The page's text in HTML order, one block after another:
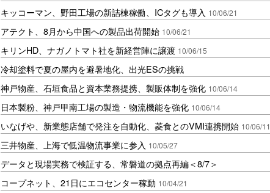
キッコーマン、野田工場の新詰棟稼働、ICタグも導入 10/06/21
アテクト、8月から中国への製品出荷開始 10/06/21
キリンHD、ナガノトマト社を新経営陣に譲渡 10/06/15
冷却塗料で夏の屋内を避暑地化、出光ESの挑戦
神戸物産、石垣食品と資本業務提携、製販体制を強化 10/06/14
日本製粉、神戸甲南工場の製造・物流機能を強化 10/06/14
いなげや、新業態店舗で発注を自動化、菱食とのVMI連携開始 10/06/11
三井物産、上海で低温物流事業に参入 10/05/27
データと現場実務で検証する、常磐道の拠点再編＜8/7＞
コープネット、21日にエコセンター稼動 10/04/21